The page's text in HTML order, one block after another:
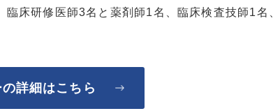
臨床研修医師3名と薬剤師1名、臨床検査技師1名
詳細はこちら